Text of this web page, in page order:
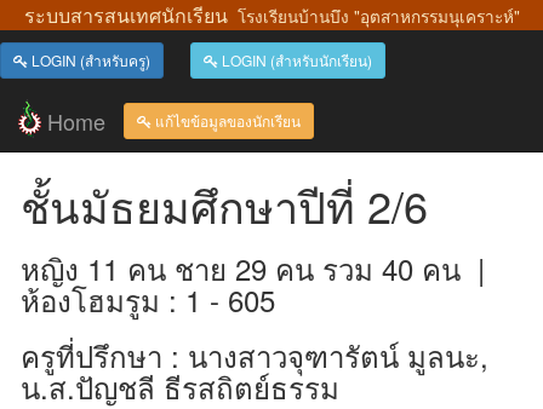
ระบบสารสนเทศนักเรียน โรงเรียนบ้านบึง "อุตสาหกรรมนุเคราะห์"
LOGIN (สำหรับครู) LOGIN (สำหรับนักเรียน)
แก้ไขข้อมูลของนักเรียน
Home
ชั้นมัธยมศึกษาปีที่ 2/6
หญิง 11 คน ชาย 29 คน รวม 40 คน |
ห้องโฮมรูม : 1 - 605
ครูที่ปรึกษา : นางสาวจุฑารัตน์ มูลนะ,
น.ส.ปัญชลี ธีรสถิตย์ธรรม